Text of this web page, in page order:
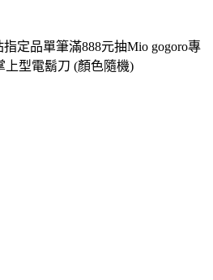
指定品單筆滿888元抽Mio gogoro專
上型電鬍刀 (顏色隨機)